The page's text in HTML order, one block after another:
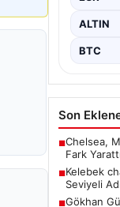
bir
olarak…
ALTIN
BTC
Son
■Chelsea,
Fark Yarattı
■Kelebek
Seviyeli
■Gökhan